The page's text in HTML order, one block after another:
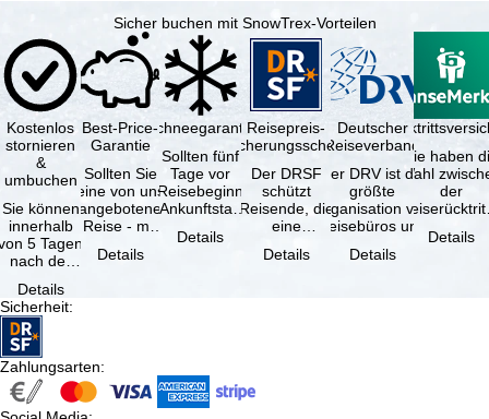
Sicher buchen mit SnowTrex-Vorteilen
Kostenlos
stornieren
&
umbuchen
Sie können
innerhalb
5 Tagen
nach der
kostenfrei
…
Details
Best-Price-
Garantie
Sollten Sie
eine von uns
angebotene
Reise - mit
Verfügbarkeit
Details
Schneegarantie
Sollten fünf
Tage vor
Reisebeginn
(Ankunftstag)
Schneemangel
Details
Reisepreis-
Sicherungsschein
Der DRSF
schützt
Reisende, die
eine
oder
Details
Deutscher
Reiseverband
Der DRV ist die
größte
Organisation von
Reisebüros und
Reiseveranstaltern
in …
Details
Sie haben
Wahl
der
(inklusive
Details
Sicherheit:
Zahlungsarten: